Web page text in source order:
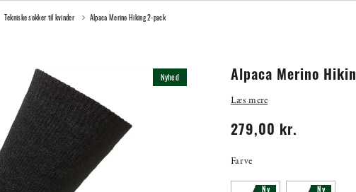
Tekniske sokker til kvinder Alpaca Merino Hiking 2-pack
Nyhed Alpaca Merino
Læs mere
279,00 kr.
Farve
Ny Ny